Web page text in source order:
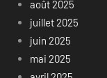
août 2025
juillet 2025
juin 2025
mai 2025